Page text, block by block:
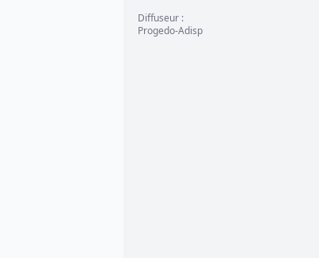
Diffuseur :
Progedo-Adisp